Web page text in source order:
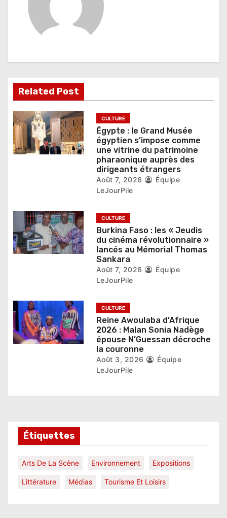
n
d
e
l
’
a
i
c
l
Related Post
CULTURE
Égypte : le Grand Musée
égyptien s’impose comme
une vitrine du patrimoine
pharaonique auprès des
dirigeants étrangers
Août 7, 2026
Équipe
LeJourPile
CULTURE
Burkina Faso : les « Jeudis
du cinéma révolutionnaire »
lancés au Mémorial Thomas
Sankara
Août 7, 2026
Équipe
LeJourPile
CULTURE
Reine Awoulaba d’Afrique
2026 : Malan Sonia Nadège
épouse N’Guessan décroche
la couronne
Août 3, 2026
Équipe
LeJourPile
Étiquettes
Arts De La Scène Environnement Expositions
Littérature Médias Tourisme Et Loisirs